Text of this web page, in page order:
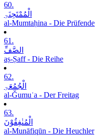
60.
الْمُمْتَحِنَۃِ
al-Mumtaḥina - Die Prüfende
61.
الصَّفِّ
aṣ-Ṣaff - Die Reihe
62.
الْجُمُعَۃِ
al-Ǧumuʿa - Der Freitag
63.
الْمُنٰفِقُوْنَ
al-Munāfiqūn - Die Heuchler